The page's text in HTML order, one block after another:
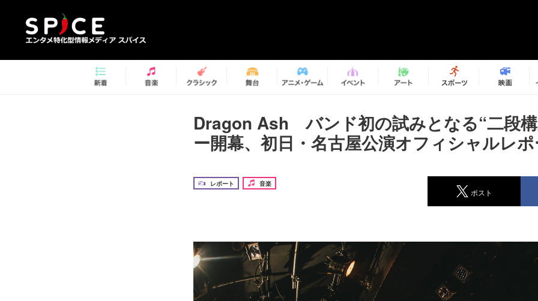
Dragon Ash バンド初の試みとなる“二段
ー開幕、初日・名古屋公演オフィシャルレ
レポート 音楽
ポスト